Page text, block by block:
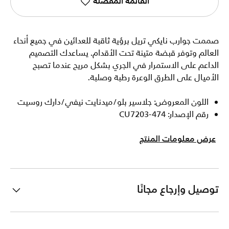
صممت جوارب نايكي تريل برؤية ثاقبة للعدائين في جميع أنحاء
العالم وتوفر قبضة متينة تحت الأقدام. يساعدك التصميم
الداعم على الاستمرار في الجري بشكل مريح عندما تصبح
الأميال على الطرق الوعرة رطبة وصلبة.
اللون المعروض: جلاسير بلو/ميدنايت نيفي/دارك روسيت
رقم الإصدار: CU7203-474
عرض معلومات المنتج
توصيل وإرجاع مجانًا